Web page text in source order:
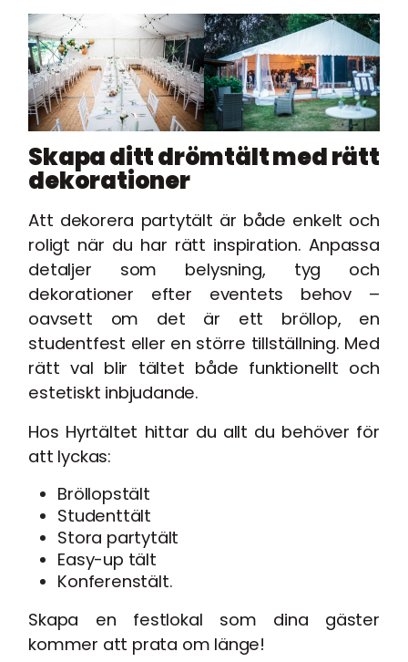
Skapa ditt drömtält med rätt
dekorationer
Att dekorera partytält är både enkelt och
roligt när du har rätt inspiration. Anpassa
detaljer som belysning, tyg och
dekorationer efter eventets behov –
oavsett om det är ett bröllop, en
studentfest eller en större tillställning. Med
rätt val blir tältet både funktionellt och
estetiskt inbjudande.
Hos Hyrtältet hittar du allt du behöver för
att lyckas:
Bröllopstält
Studenttält
Stora partytält
Easy-up tält
Konferenstält.
Skapa en festlokal som dina gäster
kommer att prata om länge!